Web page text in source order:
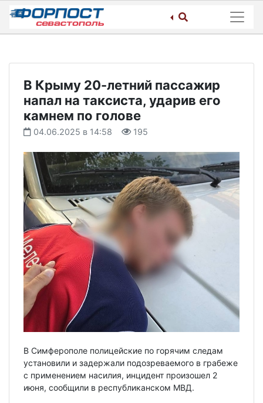
Skip
content
В Крыму 20-летний пассажир
напал на таксиста, ударив его
камнем по голове
04.06.2025 в 14:58 195
В Симферополе полицейские по горячим следам
установили и задержали подозреваемого в грабеже
с применением насилия, инцидент произошел 2
июня, сообщили в республиканском МВД.